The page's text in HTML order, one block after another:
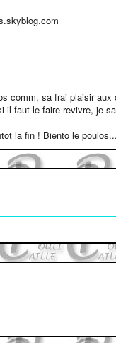
comm, sa frai plaisir
faut le faire revivre, je
la fin ! Biento le poulos...